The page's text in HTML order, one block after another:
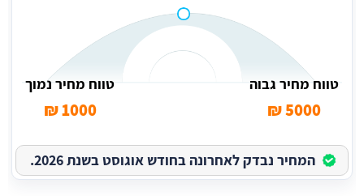
טווח מחיר גבוה
5000 ₪
טווח מחיר נמוך
1000 ₪
המחיר נבדק לאחרונה בחודש אוגוסט בשנת 2026.